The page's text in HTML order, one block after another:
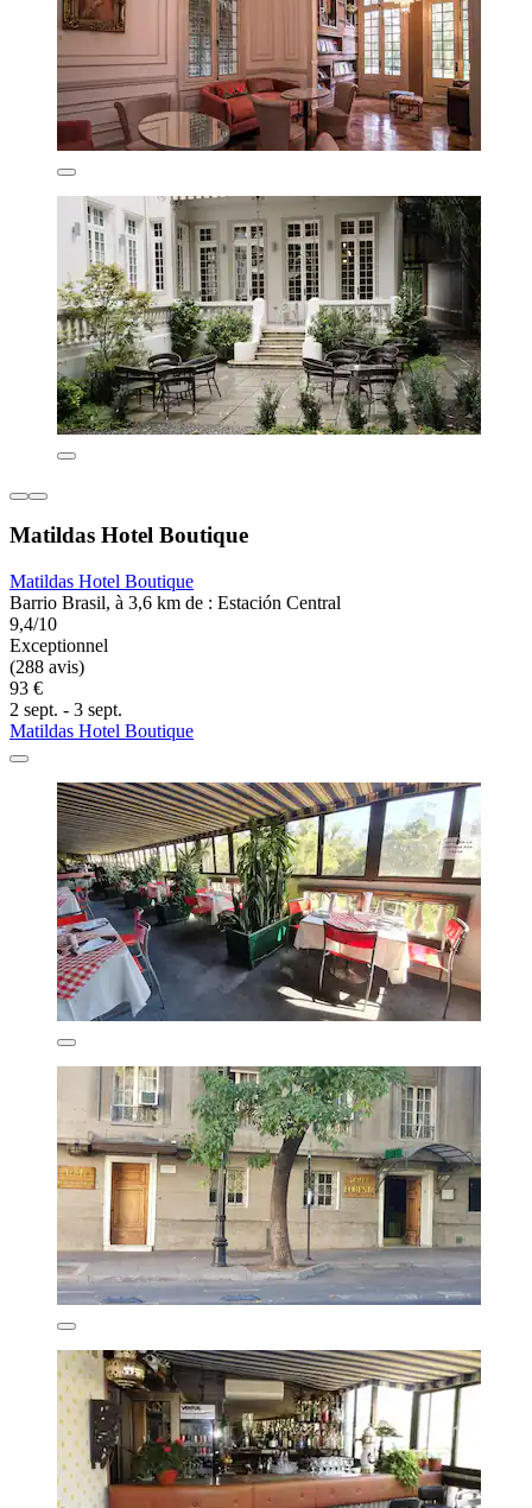
Matildas Hotel Boutique
Matildas Hotel Boutique
Barrio Brasil, à 3,6 km de : Estación Central
9,4/10
Exceptionnel
(288 avis)
93 €
2 sept. - 3 sept.
Matildas Hotel Boutique